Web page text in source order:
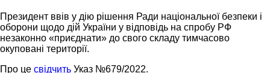
Президент ввів у дію рішення Ради національної безпеки і
оборони щодо дій України у відповідь на спробу РФ
незаконно «приєднати» до свого складу тимчасово
окуповані території.
Про це свідчить Указ №679/2022.